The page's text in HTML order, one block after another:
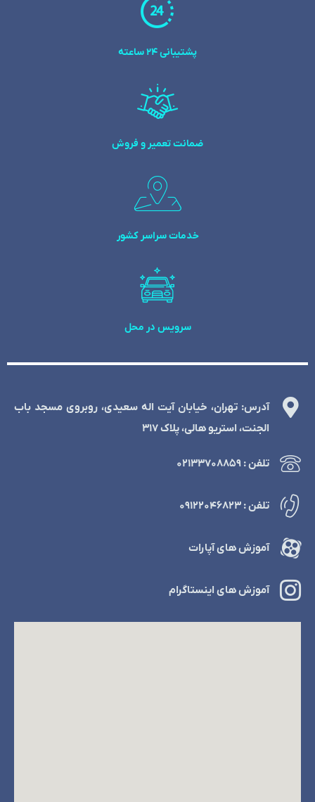
پشتیبانی 24 ساعته
ضمانت تعمیر و فروش
خدمات سراسر کشور
سرویس در محل
آدرس: تهران، خیابان آیت اله سعیدی، روبروی مسجد باب
الجنت، استریو هالی، پلاک 317
تلفن : ۰۲۱۳۳۷۰۸۸۵۹
تلفن : ۰۹۱۲۲۰۴۶۸۲۳
آموزش های آپارات
آموزش های اینستاگرام